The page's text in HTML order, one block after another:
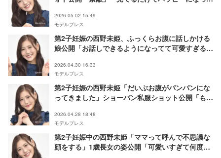
2026.05.02 15:49
モデルプレス
第2子妊娠の西野未姫、ふっくらお腹に話しかける
娘公開「お話しできるようになってて可愛すぎる」
2026.04.30 16:33
モデルプレス
第2子妊娠の西野未姫「だいぶお腹がパンパンにな
ってきました」ショーパン私服ショット公開「もう
反響
2026.04.28 18:48
モデルプレス
第2子妊娠中の西野未姫「ママって呼んで不思議な
顔をする」1歳長女の姿公開「可愛いすぎて何度も